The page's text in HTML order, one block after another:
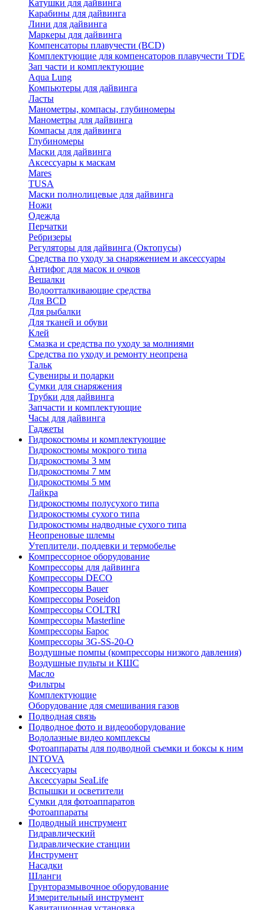
Катушки для дайвинга
Карабины для дайвинга
Лини для дайвинга
Маркеры для дайвинга
Компенсаторы плавучести (BCD)
Комплектующие для компенсаторов плавучести TDE
Зап части и комплектующие
Aqua Lung
Компьютеры для дайвинга
Ласты
Манометры, компасы, глубиномеры
Манометры для дайвинга
Компасы для дайвинга
Глубиномеры
Маски для дайвинга
Аксессуары к маскам
Mares
TUSA
Маски полнолицевые для дайвинга
Ножи
Одежда
Перчатки
Ребризеры
Регуляторы для дайвинга (Октопусы)
Средства по уходу за снаряжением и аксессуары
Антифог для масок и очков
Вешалки
Водоотталкивающие средства
Для BCD
Для рыбалки
Для тканей и обуви
Клей
Смазка и средства по уходу за молниями
Средства по уходу и ремонту неопрена
Тальк
Сувениры и подарки
Сумки для снаряжения
Трубки для дайвинга
Запчасти и комплектующие
Часы для дайвинга
Гаджеты
Гидрокостюмы и комплектующие
Гидрокостюмы мокрого типа
Гидрокостюмы 3 мм
Гидрокостюмы 7 мм
Гидрокостюмы 5 мм
Лайкра
Гидрокостюмы полусухого типа
Гидрокостюмы сухого типа
Гидрокостюмы надводные сухого типа
Неопреновые шлемы
Утеплители, поддевки и термобелье
Компрессорное оборудование
Компрессоры для дайвинга
Компрессоры DECO
Компрессоры Bauer
Компрессоры Poseidon
Компрессоры COLTRI
Компрессоры Masterline
Компрессоры Барос
Компрессоры 3G-SS-20-O
Воздушные помпы (компрессоры низкого давления)
Воздушные пульты и КШС
Масло
Фильтры
Комплектующие
Оборудование для смешивания газов
Подводная связь
Подводное фото и видеооборудование
Водолазные видео комплексы
Фотоаппараты для подводной съемки и боксы к ним
INTOVA
Аксессуары
Аксессуары SeaLife
Вспышки и осветители
Сумки для фотоаппаратов
Фотоаппараты
Подводный инструмент
Гидравлический
Гидравлические станции
Инструмент
Насадки
Шланги
Грунторазмывочное оборудование
Измерительный инструмент
Кавитационная установка